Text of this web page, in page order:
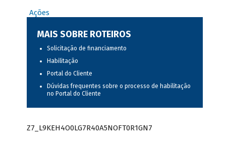
Ações
MAIS SOBRE ROTEIROS
Solicitação de financiamento
Habilitação
Portal do Cliente
Dúvidas frequentes sobre o processo de habilitação
no Portal do Cliente
Z7_L9KEH4O0LG7R40A5NOFT0R1GN7